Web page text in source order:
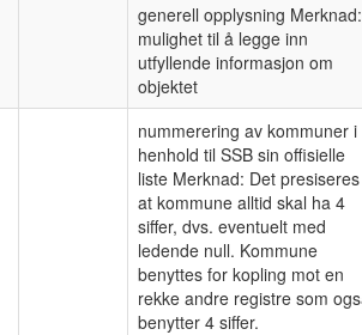
generell opplysning Merknad:
mulighet til å legge inn
utfyllende informasjon om
objektet
nummerering av kommuner i
henhold til SSB sin offisielle
liste Merknad: Det presiseres
at kommune alltid skal ha 4
siffer, dvs. eventuelt med
ledende null. Kommune
benyttes for kopling mot en
rekke andre registre som
benytter 4 siffer.